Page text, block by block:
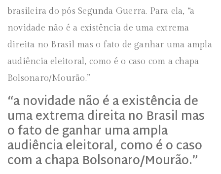
brasileira do pós Segunda Guerra. Para ela, “a
novidade não é a existência de uma extrema
direita no Brasil mas o fato de ganhar uma ampla
audiência eleitoral, como é o caso com a chapa
Bolsonaro/Mourão.”
“a novidade não é a existência de
uma extrema direita no Brasil mas
o fato de ganhar uma ampla
audiência eleitoral, como é o caso
com a chapa Bolsonaro/Mourão.”